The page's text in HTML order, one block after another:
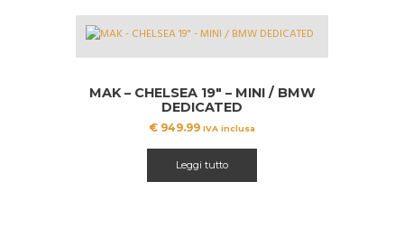
MAK – CHELSEA 19″ – MINI / BMW
DEDICATED
€ 949.99 IVA inclusa
Leggi tutto